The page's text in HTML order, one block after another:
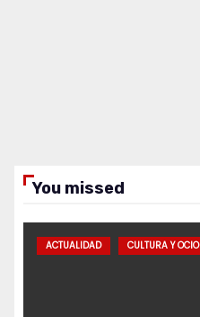
You missed
ACTUALIDAD CULTURA Y OCIO